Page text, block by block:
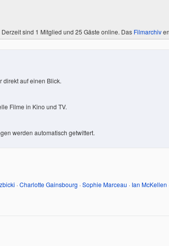
sind 1 Mitglied und 25 Gäste online. Das Filmarchiv
direkt auf einen Blick.
Filme in Kino und TV.
werden automatisch getwittert.
·Charlotte Gainsbourg ·Sophie Marceau · Ian McKellen